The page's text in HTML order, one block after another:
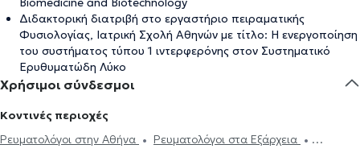
Διδακτορική διατριβή στο εργαστήριο πειραματικής
Φυσιολογίας, Ιατρική Σχολή Αθηνών με τίτλο: Η ενεργοποίηση
του συστήματος τύπου 1 ιντερφερόνης στον Συστηματικό
Ερυθυματώδη Λύκο
Χρήσιμοι σύνδεσμοι
Κοντινές περιοχές
Ρευματολόγοι στην Αθήνα
Ρευματολόγοι στα Εξάρχεια